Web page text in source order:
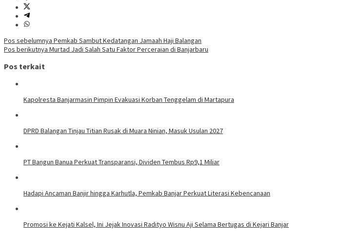
Navigasi
pos
Pos sebelumnya Pemkab Sambut Kedatangan Jamaah Haji Balangan
Pos berikutnya Murtad Jadi Salah Satu Faktor Perceraian di Banjarbaru
Pos terkait
Kapolresta Banjarmasin Pimpin Evakuasi Korban Tenggelam di Martapura
DPRD Balangan Tinjau Titian Rusak di Muara Ninian, Masuk Usulan 2027
PT Bangun Banua Perkuat Transparansi, Dividen Tembus Rp9,1 Miliar
Hadapi Ancaman Banjir hingga Karhutla, Pemkab Banjar Perkuat Literasi Kebencanaan
Promosi ke Kejati Kalsel, Ini Jejak Inovasi Radityo Wisnu Aji Selama Bertugas di Kejari Banjar